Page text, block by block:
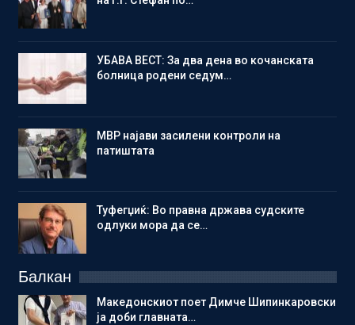
УБАВА ВЕСТ: За два дена во кочанската
болница родени седум…
МВР најави засилени контроли на
патиштата
Туфегџиќ: Во правна држава судските
одлуки мора да се…
Балкан
Македонскиот поет Димче Шипинкаровски
ја доби главната…